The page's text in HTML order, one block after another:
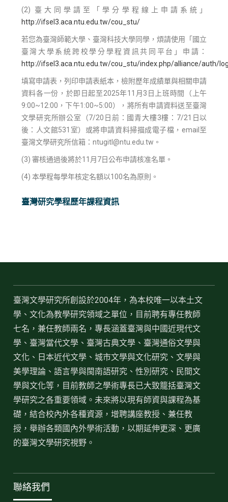
(2) 臺大同學請至「學分學程線上申請系統」
http://ifsel3.aca.ntu.edu.tw/cou_stu/
若您為臺灣師範大學、臺灣科技大學同學，煩請使用「國立
臺灣大學系統跨校學分學程資訊共同平台」申請：
http://ifsel3.aca.ntu.edu.tw/cou_stu/index.php/alliance/auth/
填寫申請表，列印申請表紙本，檢附歷年成績單與相關申請
資料各一份，於即日起至2025年11月3日上班時間（上午
9:00~12:00，下午1:00~5:00），將所有申請資料送至臺灣
文學研究所辦公室（7/20日前：國青大樓3樓：7/21日以
後：人文館531室）或將申請資料掃描成電子檔，email至
臺灣文學研究所信箱：ntugitl@ntu.edu.tw。
(3) 審核通過後將於11月7日公布申請核准名單。
(4) 本學程每學年核定名額以100名為原則。
臺灣研究學程歷年課程資訊
臺灣文學研究所創設於2004年，為本校唯一以本土文
學、文化為教學研究領域之單位，目前聘有專任教師
七名，兼任教師兩名，專長涵蓋臺灣與中國近現代文
學、臺灣當代文學、臺灣古典文學、臺灣通俗文學與
文化、日本近代文學、城市文學與文化研究、文學與
美學理論、語言學與閩南語研究、性別研究、民間文
學與文化等，目前教師之學術專長已大致籠括臺灣文
學研究之各重要領域。未來將以現有師資與課程為基
礎，結合校內外各種資源，增聘講座教授、兼任教
授，舉辦各類國內外學術活動，以期延伸更深、更廣
的臺灣文學研究視野。
聯絡我們